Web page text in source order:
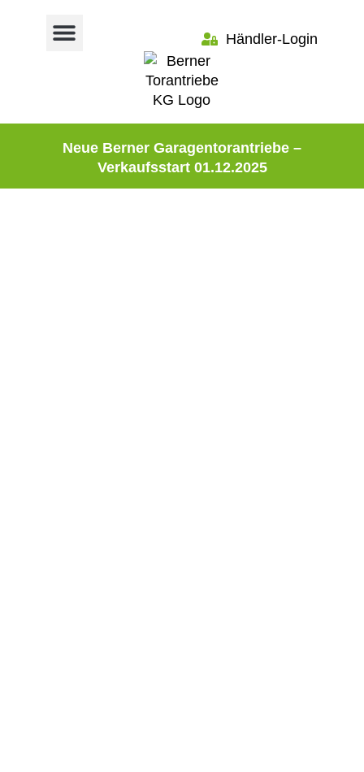
Händler-Login
Neue Berner Garagentorantriebe –
Verkaufsstart 01.12.2025